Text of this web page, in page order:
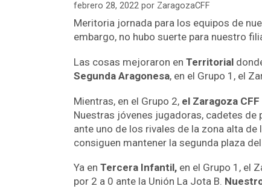
febrero 28, 2022 por ZaragozaCFF
Meritoria jornada para los equipos de
embargo, no hubo suerte para nuestro
Las cosas mejoraron en Territorial
Segunda Aragonesa, en el Grupo 1, el
Mientras, en el Grupo 2, el Zaragoza
Nuestras jóvenes jugadoras, cadetes
ante uno de los rivales de la zona alta
consiguen mantener la segunda plaza
Ya en Tercera Infantil, en el Grupo 1, el
por 2 a 0 ante la Unión La Jota B.